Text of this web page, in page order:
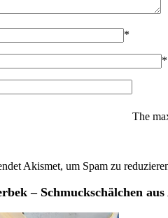
*
*
The
Akismet, um Spam zu
– Schmuckschälchen